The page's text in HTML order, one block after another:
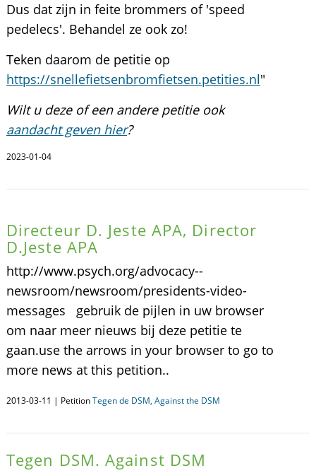
Dus dat zijn in feite brommers of 'speed
pedelecs'. Behandel ze ook zo!
Teken daarom de petitie op
https://snellefietsenbromfietsen.petities.nl"
Wilt u deze of een andere petitie ook
aandacht geven hier?
2023-01-04
Directeur D. Jeste APA, Director
D.Jeste APA
http://www.psych.org/advocacy--
newsroom/newsroom/presidents-video-
messages gebruik de pijlen in uw browser
om naar meer nieuws bij deze petitie te
gaan.use the arrows in your browser to go to
more news at this petition..
2013-03-11 | PetitionTegen de DSM, Against the DSM
Tegen DSM. Against DSM